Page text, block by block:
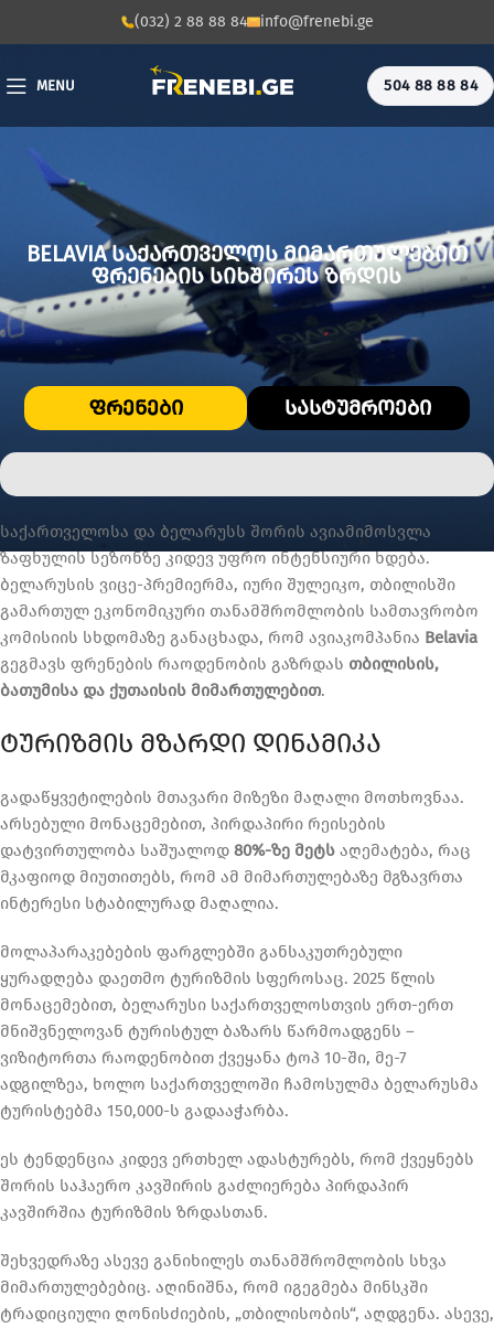
(032) 2 88 88 84 info@frenebi.ge
MENU 504 88 88 84
BELAVIA ᲡᲐᲥᲐᲠᲗᲕᲔᲚᲝᲡ ᲛᲘᲛᲐᲠᲗᲣᲚᲔᲑᲘᲗ
ᲤᲠᲔᲜᲔᲑᲘᲡ ᲡᲘᲮᲨᲘᲠᲔᲡ ᲖᲠᲓᲘᲡ
ᲤᲠᲔᲜᲔᲑᲘ ᲡᲐᲡᲢᲣᲛᲠᲝᲔᲑᲘ
საქართველოსა და ბელარუსს შორის ავიამიმოსვლა
ზაფხულის სეზონზე კიდევ უფრო ინტენსიური ხდება.
ბელარუსის ვიცე-პრემიერმა, იური შულეიკო, თბილისში
გამართულ ეკონომიკური თანამშრომლობის სამთავრობო
კომისიის სხდომაზე განაცხადა, რომ ავიაკომპანია Belavia
გეგმავს ფრენების რაოდენობის გაზრდას თბილისის,
ბათუმისა და ქუთაისის მიმართულებით.
ᲢᲣᲠᲘᲖᲛᲘᲡ ᲛᲖᲐᲠᲓᲘ ᲓᲘᲜᲐᲛᲘᲙᲐ
გადაწყვეტილების მთავარი მიზეზი მაღალი მოთხოვნაა.
არსებული მონაცემებით, პირდაპირი რეისების
დატვირთულობა საშუალოდ 80%-ზე მეტს აღემატება, რაც
მკაფიოდ მიუთითებს, რომ ამ მიმართულებაზე მგზავრთა
ინტერესი სტაბილურად მაღალია.
მოლაპარაკებების ფარგლებში განსაკუთრებული
ყურადღება დაეთმო ტურიზმის სფეროსაც. 2025 წლის
მონაცემებით, ბელარუსი საქართველოსთვის ერთ-ერთ
მნიშვნელოვან ტურისტულ ბაზარს წარმოადგენს –
ვიზიტორთა რაოდენობით ქვეყანა ტოპ 10-ში, მე-7
ადგილზეა, ხოლო საქართველოში ჩამოსულმა ბელარუსმა
ტურისტებმა 150,000-ს გადააჭარბა.
ეს ტენდენცია კიდევ ერთხელ ადასტურებს, რომ ქვეყნებს
შორის საჰაერო კავშირის გაძლიერება პირდაპირ
კავშირშია ტურიზმის ზრდასთან.
შეხვედრაზე ასევე განიხილეს თანამშრომლობის სხვა
მიმართულებებიც. აღინიშნა, რომ იგეგმება მინსკში
ტრადიციული ღონისძიების, „თბილისობის“, აღდგენა. ასევე,